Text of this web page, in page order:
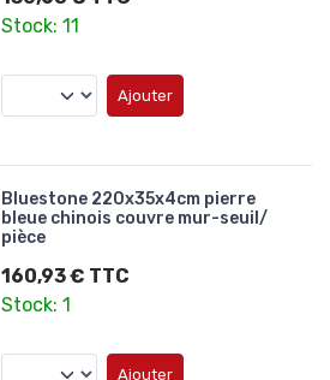
Stock: 11
Ajouter
Bluestone 220x35x4cm pierre
bleue chinois couvre mur-seuil/
pièce
160,93 € TTC
Stock: 1
Ajouter